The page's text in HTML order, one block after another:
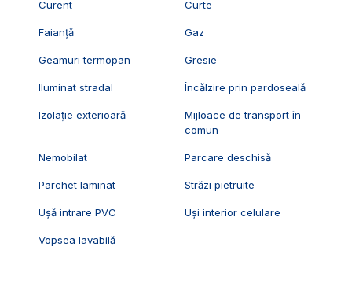
Curent Curte
Faianță Gaz
Geamuri termopan Gresie
Iluminat stradal Încălzire prin pardoseală
Izolație exterioară
Mijloace de transport în
comun
Nemobilat Parcare deschisă
Parchet laminat Străzi pietruite
Ușă intrare PVC Uși interior celulare
Vopsea lavabilă